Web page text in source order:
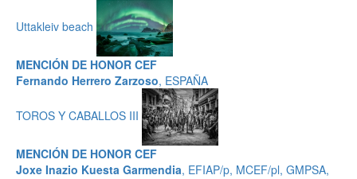
Uttakleiv beach
MENCIÓN DE HONOR CEF
Fernando Herrero Zarzoso, ESPAÑA
TOROS Y CABALLOS III
MENCIÓN DE HONOR CEF
Joxe Inazio Kuesta Garmendia, EFIAP/p, MCEF/pl, GMPSA,